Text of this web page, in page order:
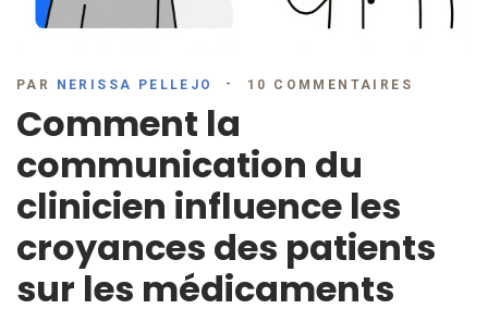
PAR NERISSA PELLEJO 10 COMMENTAIRES
Comment la
communication du
clinicien influence les
croyances des patients
sur les médicaments